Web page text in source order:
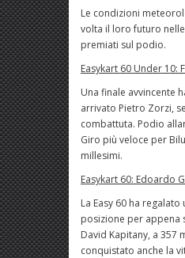
Le condizioni
volta il loro futuro
premiati sul podio.
Easykart 60 Under 10:
Una finale avvincente
arrivato Pietro Zorzi,
combattuta. Podio
Giro più veloce per
millesimi.
Easykart 60: Edoardo
La Easy 60 ha
posizione per appena
David Kapitany, a 357
conquistato anche la